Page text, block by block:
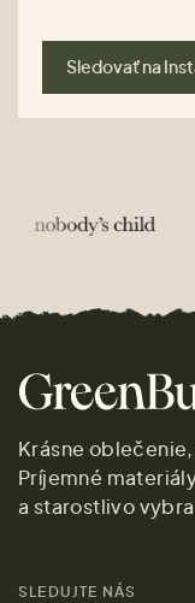
Sledovať na
Krásne
Príjemné
a starostlivo
SLEDUJTE NÁS